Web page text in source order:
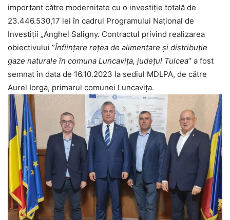
important către modernitate cu o investiție totală de
23.446.530,17 lei în cadrul Programului Național de
Investiții „Anghel Saligny. Contractul privind realizarea
obiectivului ”Înființare rețea de alimentare și distribuție
gaze naturale în comuna Luncavița, județul Tulcea” a fost
semnat în data de 16.10.2023 la sediul MDLPA, de către
Aurel Iorga, primarul comunei Luncavița.